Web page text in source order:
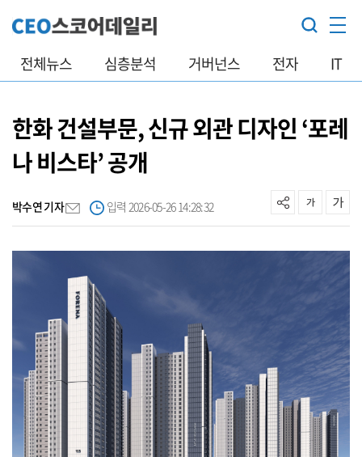
전체뉴스 심층분석 거버넌스 전자 IT
한화 건설부문, 신규 외관 디자인 ‘포레
나 비스타’ 공개
박수연 기자 입력 2026-05-26 14:28:32